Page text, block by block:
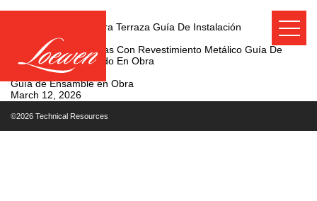
Puerta Corredera Para Terraza Guía De Instalación
July 20, 2026
Ventanas Panorámicas Con Revestimiento Metálico Guía De
Instalación De Vidriado En Obra
June 25, 2026
Guía de Ensamble en Obra
March 12, 2026
©2026 Technical Resources